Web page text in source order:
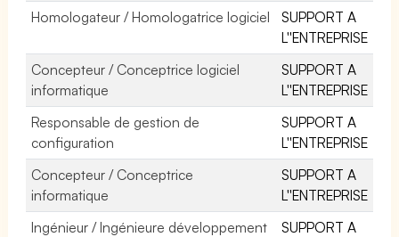
Homologateur / Homologatrice logiciel
SUPPORT A
L''ENTREPRISE
Concepteur / Conceptrice logiciel
informatique
SUPPORT A
L''ENTREPRISE
Responsable de gestion de
configuration
SUPPORT A
L''ENTREPRISE
Concepteur / Conceptrice
informatique
SUPPORT A
L''ENTREPRISE
Ingénieur / Ingénieure développement
SUPPORT A